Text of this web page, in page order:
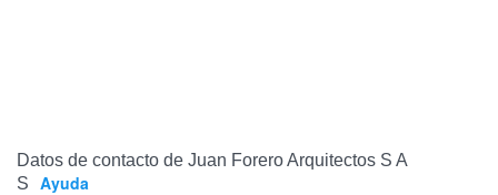
Datos de contacto de Juan Forero Arquitectos S A
S
Ayuda